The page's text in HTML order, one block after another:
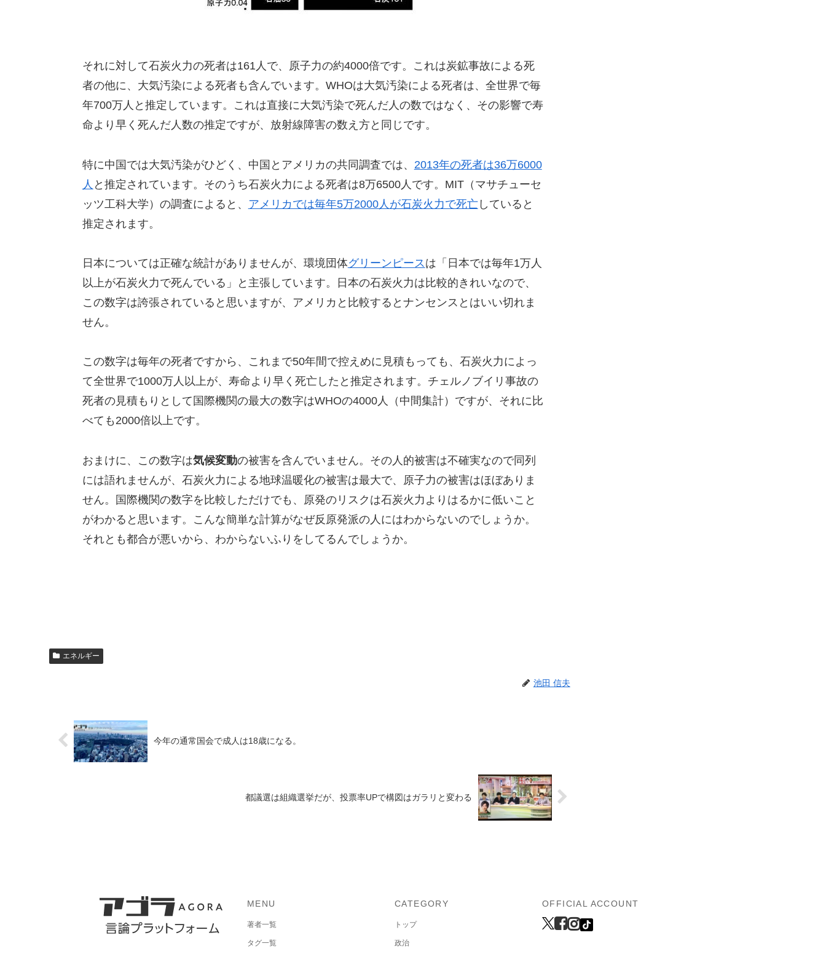
それに対して石炭火力の死者は161人で、原子力の約4000倍です。これは炭鉱事故による死
者の他に、大気汚染による死者も含んでいます。WHOは大気汚染による死者は、全世界で毎
年700万人と推定しています。これは直接に大気汚染で死んだ人の数ではなく、その影響で寿
命より早く死んだ人数の推定ですが、放射線障害の数え方と同じです。
特に中国では大気汚染がひどく、中国とアメリカの共同調査では、 2013年の死者は36万6000
人 と推定されています。そのうち石炭火力による死者は8万6500人です。MIT（マサチューセ
ッツ工科大学）の調査によると、 アメリカでは毎年5万2000人が石炭火力で死亡していると
推定されます。
日本については正確な統計がありませんが、環境団体グリーンピースは「日本では毎年1万人
以上が石炭火力で死んでいる」と主張しています。日本の石炭火力は比較的きれいなので、
この数字は誇張されていると思いますが、アメリカと比較するとナンセンスとはいい切れま
せん。
この数字は毎年の死者ですから、これまで50年間で控えめに見積もっても、石炭火力によっ
て全世界で1000万人以上が、寿命より早く死亡したと推定されます。チェルノブイリ事故の
死者の見積もりとして国際機関の最大の数字はWHOの4000人（中間集計）ですが、それに比
べても2000倍以上です。
おまけに、この数字は気候変動の被害を含んでいません。その人的被害は不確実なので同列
には語れませんが、石炭火力による地球温暖化の被害は最大で、原子力の被害はほぼありま
せん。国際機関の数字を比較しただけでも、原発のリスクは石炭火力よりはるかに低いこと
がわかると思います。こんな簡単な計算がなぜ反原発派の人にはわからないのでしょうか。
それとも都合が悪いから、わからないふりをしてるんでしょうか。
エネルギー
池田 信夫
今年の通常国会で成人は18歳になる。
都議選は組織選挙だが、投票率UPで構図はガラリと変わる
MENU
著者一覧
タグ一覧
CATEGORY
トップ
政治
OFFICIAL ACCOUNT